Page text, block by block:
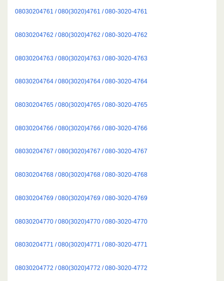
08030204761 / 080(3020)4761 / 080-3020-4761
08030204762 / 080(3020)4762 / 080-3020-4762
08030204763 / 080(3020)4763 / 080-3020-4763
08030204764 / 080(3020)4764 / 080-3020-4764
08030204765 / 080(3020)4765 / 080-3020-4765
08030204766 / 080(3020)4766 / 080-3020-4766
08030204767 / 080(3020)4767 / 080-3020-4767
08030204768 / 080(3020)4768 / 080-3020-4768
08030204769 / 080(3020)4769 / 080-3020-4769
08030204770 / 080(3020)4770 / 080-3020-4770
08030204771 / 080(3020)4771 / 080-3020-4771
08030204772 / 080(3020)4772 / 080-3020-4772